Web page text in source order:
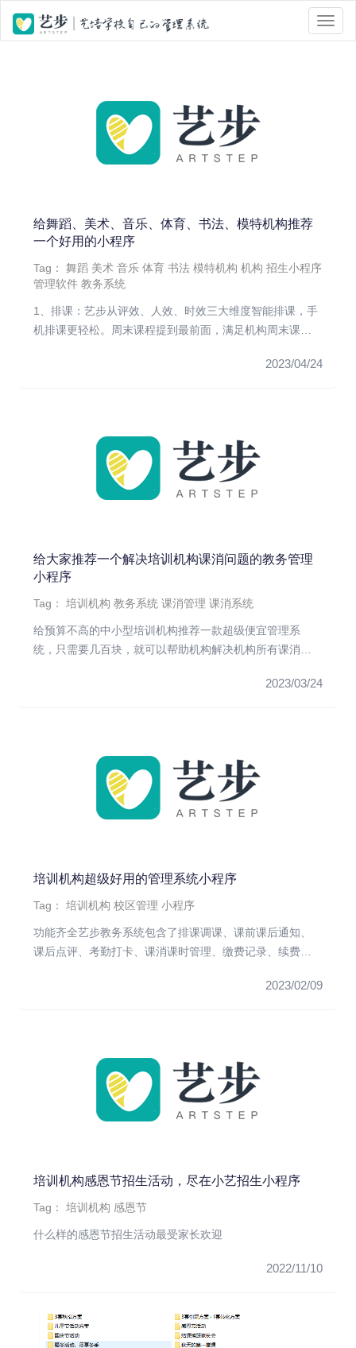
位置 : 首页 > Tag 标签页面 > 小程序
给舞蹈、美术、音乐、体育、书法、模特机构推荐
一个好用的小程序
Tag：舞蹈 美术 音乐 体育 书法 模特机构 机构 招生小程序
管理软件 教务系统
1、排课：艺步从评效、人效、时效三大维度智能排课，手
机排课更轻松。周末课程提到最前面，满足机构周末课程
2023/04/24
给大家推荐一个解决培训机构课消问题的教务管理
小程序
Tag：培训机构 教务系统 课消管理 课消系统
给预算不高的中小型培训机构推荐一款超级便宜管理系
统，只需要几百块，就可以帮助机构解决机构所有课消难
2023/03/24
培训机构超级好用的管理系统小程序
Tag：培训机构 校区管理 小程序
功能齐全艺步教务系统包含了排课调课、课前课后通知、
课后点评、考勤打卡、课消课时管理、缴费记录、续费体
2023/02/09
培训机构感恩节招生活动，尽在小艺招生小程序
Tag：培训机构 感恩节
什么样的感恩节招生活动最受家长欢迎
2022/11/10